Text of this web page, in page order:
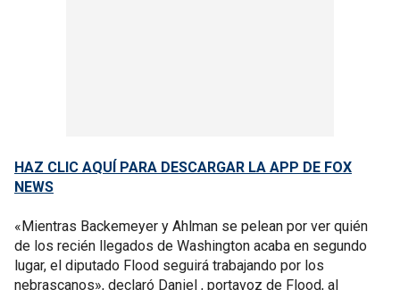
HAZ CLIC AQUÍ PARA DESCARGAR LA APP DE FOX
NEWS
«Mientras Backemeyer y Ahlman se pelean por ver quién
de los recién llegados de Washington acaba en segundo
lugar, el diputado Flood seguirá trabajando por los
nebrascanos», declaró Daniel , portavoz de Flood, al